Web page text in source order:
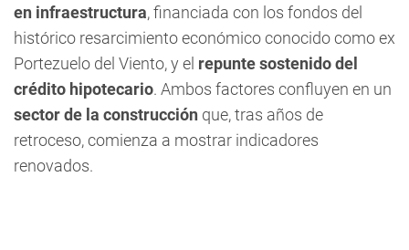
en infraestructura, financiada con los fondos del
histórico resarcimiento económico conocido como ex
Portezuelo del Viento, y el repunte sostenido del
crédito hipotecario. Ambos factores confluyen en un
sector de la construcción que, tras años de
retroceso, comienza a mostrar indicadores
renovados.